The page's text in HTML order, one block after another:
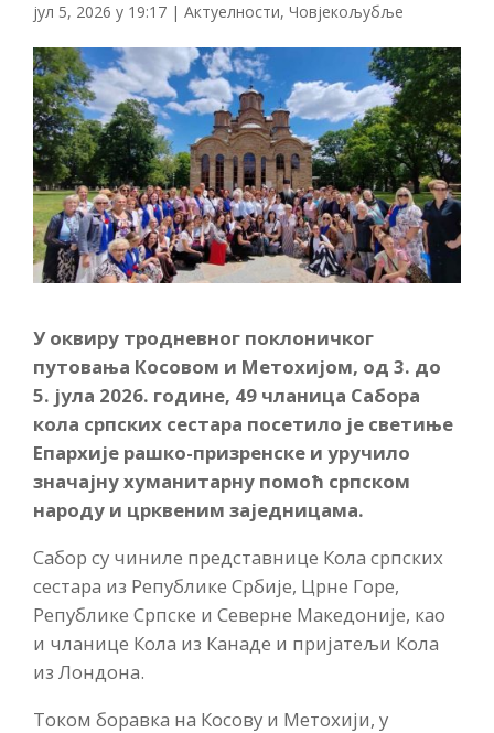
јул 5, 2026 у 19:17 | Актуелности, Човјекољубље
У оквиру тродневног поклоничког
путовања Косовом и Метохијом, од 3. до
5. јула 2026. године, 49 чланица Сабора
кола српских сестара посетило је светиње
Епархије рашко-призренске и уручило
значајну хуманитарну помоћ српском
народу и црквеним заједницама.
Сабор су чиниле представнице Кола српских
сестара из Републике Србије, Црне Горе,
Републике Српске и Северне Македоније, као
и чланице Кола из Канаде и пријатељи Кола
из Лондона.
Током боравка на Косову и Метохији, у